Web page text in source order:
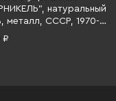
натуральный
металл, СССР, 1970-
₽